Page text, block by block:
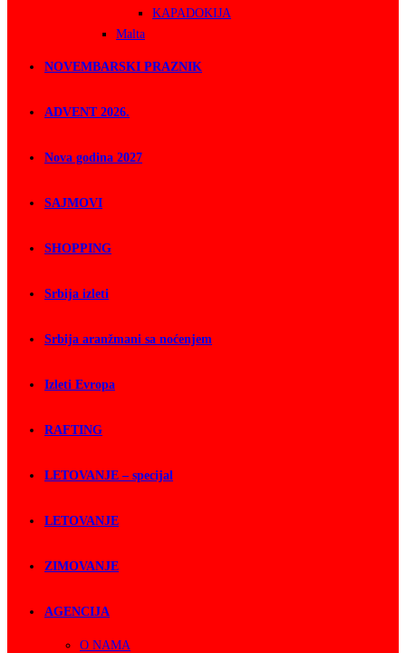
KAPADOKIJA
Malta
NOVEMBARSKI PRAZNIK
ADVENT 2026.
Nova godina 2027
SAJMOVI
SHOPPING
Srbija izleti
Srbija aranžmani sa noćenjem
Izleti Evropa
RAFTING
LETOVANJE – specijal
LETOVANJE
ZIMOVANJE
AGENCIJA
O NAMA